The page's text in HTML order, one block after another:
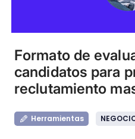
Formato de
candidatos para
reclutamiento
Herramientas